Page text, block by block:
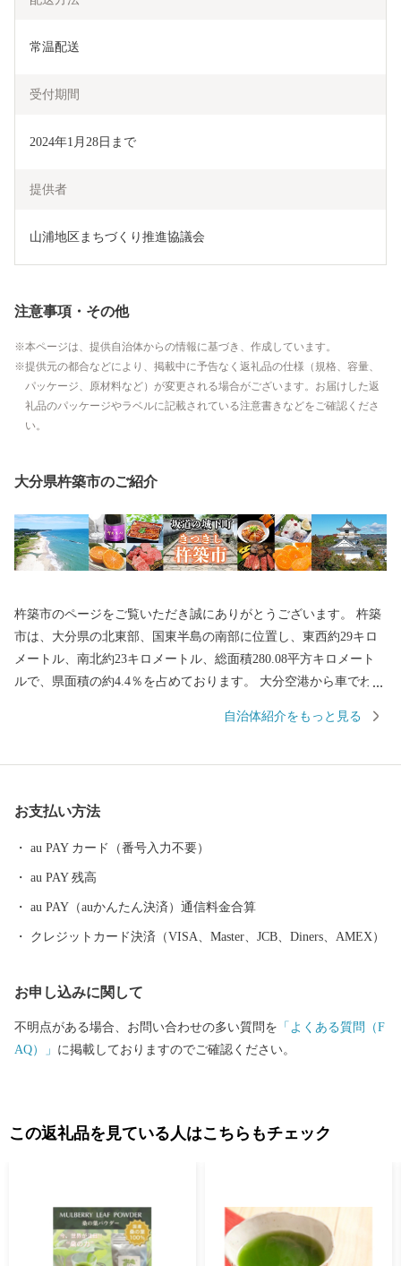
常温配送
受付期間
2024年1月28日まで
提供者
山浦地区まちづくり推進協議会
注意事項・その他
本ページは、提供自治体からの情報に基づき、作成しています。
提供元の都合などにより、掲載中に予告なく返礼品の仕様（規格、容量、
パッケージ、原材料など）が変更される場合がございます。お届けした返
礼品のパッケージやラベルに記載されている注意書きなどをご確認くださ
い。
大分県杵築市のご紹介
杵築市のページをご覧いただき誠にありがとうございます。 杵築
市は、大分県の北東部、国東半島の南部に位置し、東西約29キロ
メートル、南北約23キロメートル、総面積280.08平方キロメート
ルで、県面積の約4.4％を占めております。 大分空港から車でわず
もあるため、じっくりと杵築市をご堪能いただくことができま
け、1300年以上の歴史を持つ白鬚田原神社の『どぶろくまつり』
は県外からも多くの方が訪れます。 杵築市を含む国東半島は世界
農業遺産の里でもあり、環境に配慮されたこの土地で生産された
で杵築市の特産品をご覧ください。
自治体紹介をもっと見る
お支払い方法
au PAY カード（番号入力不要）
au PAY 残高
au PAY（auかんたん決済）通信料金合算
クレジットカード決済（VISA、Master、JCB、Diners、AMEX）
お申し込みに関して
不明点がある場合、お問い合わせの多い質問を 「よくある質問（F
AQ）」 に掲載しておりますのでご確認ください。
この返礼品を見ている人はこちらもチェック